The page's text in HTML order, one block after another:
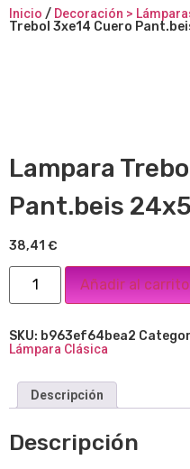
Inicio / Decoración >
Trebol 3xe14 Cuero
Lampara
Pant.beis
38,41 €
Añadir al carrito
SKU: b963ef64bea2
Lámpara Clásica
Descripción
Descripción